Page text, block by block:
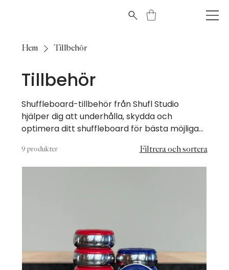
Hem Tillbehör
Tillbehör
Shuffleboard-tillbehör från Shufl Studio
hjälper dig att underhålla, skydda och
optimera ditt shuffleboard för bästa möjliga
annat shuffleboardsand, silikon och andra
produkter som bidrar till jämnt glid, ökad
rätt produkter kan du förbättra spelkänslan,
skydda spelytan och säkerställa att ditt
shuffleboard presterar på topp under många
år framöver.
9 produkter Filtrera och sortera